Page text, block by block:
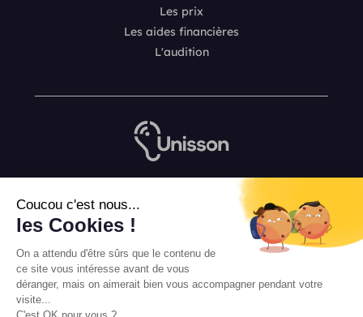
Coucou c'est nous...
les Cookies !
On a attendu d'être sûrs que le contenu de
ce site vous intéresse avant de vous
déranger, mais on aimerait bien vous accompagner pendant votre
visite...
C'est OK pour vous ?
Les prix
Les aides financières
L'audition
L’équipe de rédaction Unisson
Conditions Générales de Vente